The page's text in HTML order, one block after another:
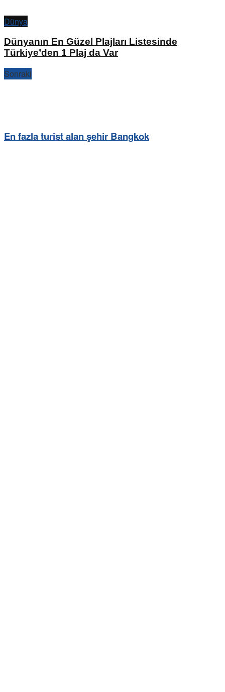
Dünya
Dünyanın En Güzel Plajları Listesinde
Türkiye’den 1 Plaj da Var
Sonraki
En fazla turist alan şehir Bangkok